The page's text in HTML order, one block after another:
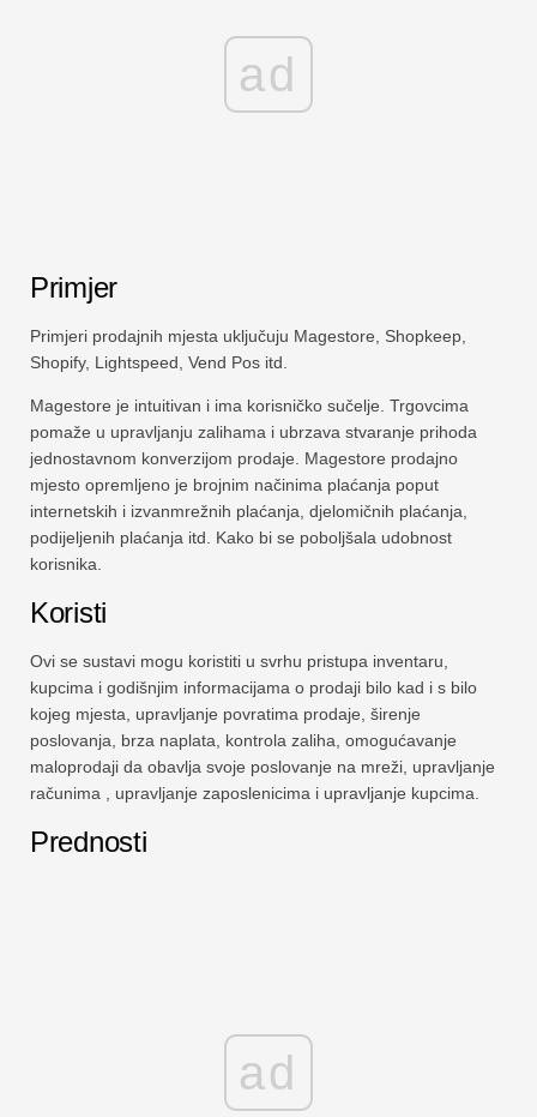
ad
Primjer
Primjeri prodajnih mjesta uključuju Magestore, Shopkeep,
Shopify, Lightspeed, Vend Pos itd.
Magestore je intuitivan i ima korisničko sučelje. Trgovcima
pomaže u upravljanju zalihama i ubrzava stvaranje prihoda
jednostavnom konverzijom prodaje. Magestore prodajno
mjesto opremljeno je brojnim načinima plaćanja poput
internetskih i izvanmrežnih plaćanja, djelomičnih plaćanja,
podijeljenih plaćanja itd. Kako bi se poboljšala udobnost
korisnika.
Koristi
Ovi se sustavi mogu koristiti u svrhu pristupa inventaru,
kupcima i godišnjim informacijama o prodaji bilo kad i s bilo
kojeg mjesta, upravljanje povratima prodaje, širenje
poslovanja, brza naplata, kontrola zaliha, omogućavanje
maloprodaji da obavlja svoje poslovanje na mreži, upravljanje
računima , upravljanje zaposlenicima i upravljanje kupcima.
Prednosti
ad